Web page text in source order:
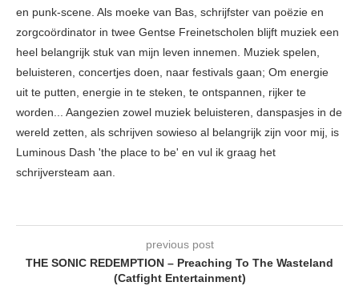
en punk-scene. Als moeke van Bas, schrijfster van poëzie en
zorgcoördinator in twee Gentse Freinetscholen blijft muziek een
heel belangrijk stuk van mijn leven innemen. Muziek spelen,
beluisteren, concertjes doen, naar festivals gaan; Om energie
uit te putten, energie in te steken, te ontspannen, rijker te
worden... Aangezien zowel muziek beluisteren, danspasjes in de
wereld zetten, als schrijven sowieso al belangrijk zijn voor mij, is
Luminous Dash 'the place to be' en vul ik graag het
schrijversteam aan.
previous post
THE SONIC REDEMPTION – Preaching To The Wasteland
(Catfight Entertainment)